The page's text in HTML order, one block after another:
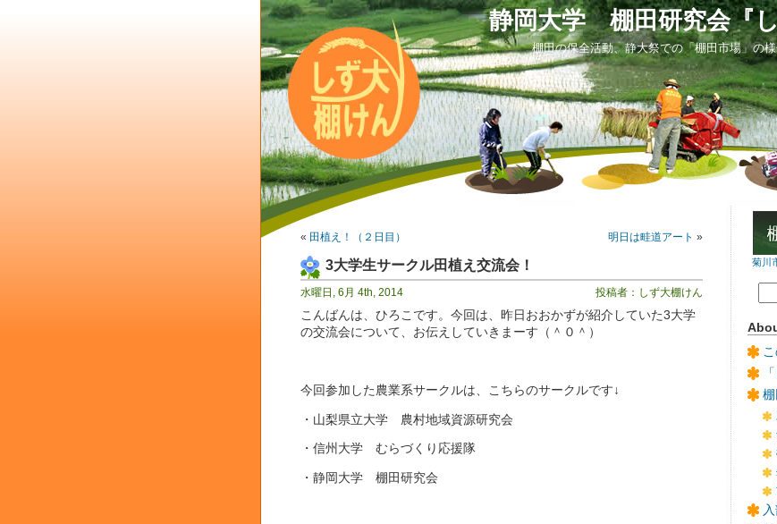
静岡大学 棚田研究会『
棚田の保全活動、静大祭での「棚田市場」の
« 田植え！（２日目） 明日は畦道アート »
3大学生サークル田植え交流会！
水曜日, 6月 4th, 2014 投稿者：しず大棚けん
こんばんは、ひろこです。今回は、昨日おおかずが紹介していた3大学
の交流会について、お伝えしていきまーす（＾０＾）
今回参加した農業系サークルは、こちらのサークルです↓
・山梨県立大学 農村地域資源研究会
・信州大学 むらづくり応援隊
・静岡大学 棚田研究会
菊川
棚